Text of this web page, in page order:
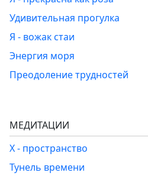
Удивительная прогулка
Я - вожак стаи
Энергия моря
Преодоление трудностей
МЕДИТАЦИИ
Х - пространство
Тунель времени